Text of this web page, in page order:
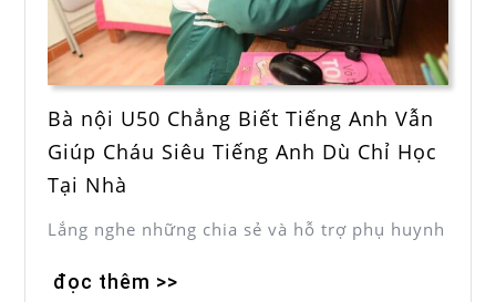
Bà nội U50 Chẳng Biết Tiếng Anh Vẫn
Giúp Cháu Siêu Tiếng Anh Dù Chỉ Học
Tại Nhà
Lắng nghe những chia sẻ và hỗ trợ phụ huynh
đọc thêm >>